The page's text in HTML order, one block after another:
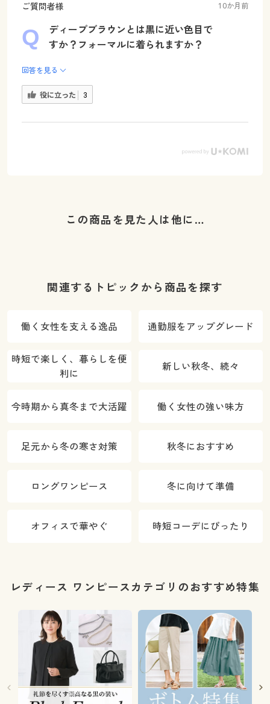
ご質問者様 10か月前
ディープブラウンとは黒に近い色目で
すか？フォーマルに着られますか？
回答を見る
役に立った 3
この商品を見た人は他に…
関連するトピックから商品を探す
働く女性を支える逸品 通勤服をアップグレード
時短で楽しく、暮らしを便
利に
新しい秋冬、続々
今時期から真冬まで大活躍 働く女性の強い味方
足元から冬の寒さ対策 秋冬におすすめ
ロングワンピース 冬に向けて準備
オフィスで華やぐ 時短コーデにぴったり
レディース ワンピースカテゴリのおすすめ特集